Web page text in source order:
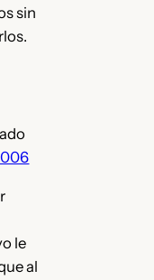
sin
le
al